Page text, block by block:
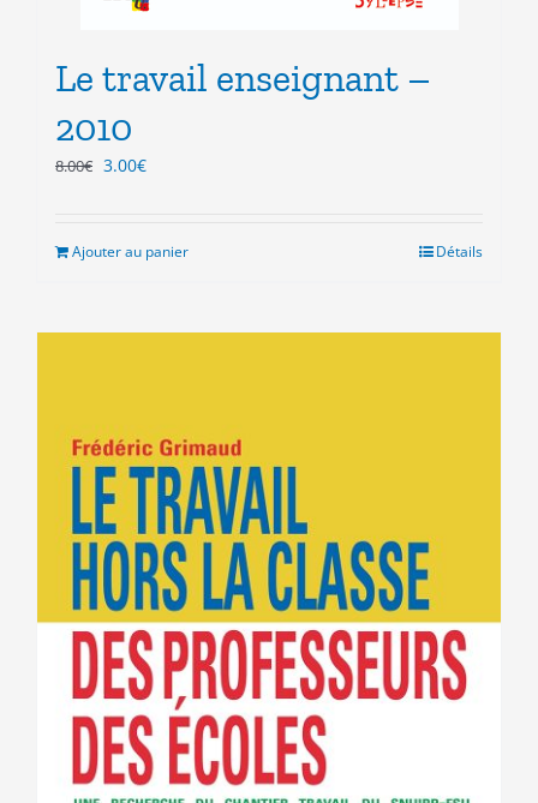
Le travail enseignant –
2010
8.00€ Le
3.00€Le
est :
Ajouter au panier Détails